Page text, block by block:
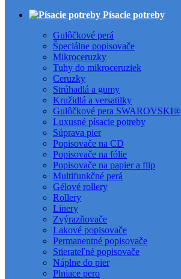
Písacie potreby
Gulôčkové perá
Špeciálne popisovače
Mikroceruzky
Tuhy do mikroceruziek
Ceruzky
Strúhadlá a gumy
Kružidlá a versatilky
Gulôčkové pera SWAROVSKI®
Luxusné písacie potreby
Súprava pier
Popisovače na CD
Popisovače na fólie
Popisovače na papier a flip
Multifunkčné perá
Gélové rollery
Rollery
Linery
Zvýrazňovače
Lakové popisovače
Permanentné popisovače
Stierateľné popisovače
Náplne do pier
Plniace pero